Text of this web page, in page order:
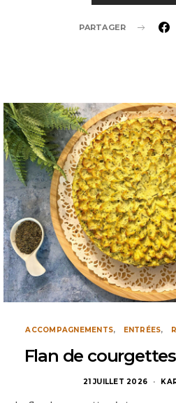
PARTAGER
ACCOMPAGNEMENTS ENTRÉES
Flan de
21 JUILLET 2026